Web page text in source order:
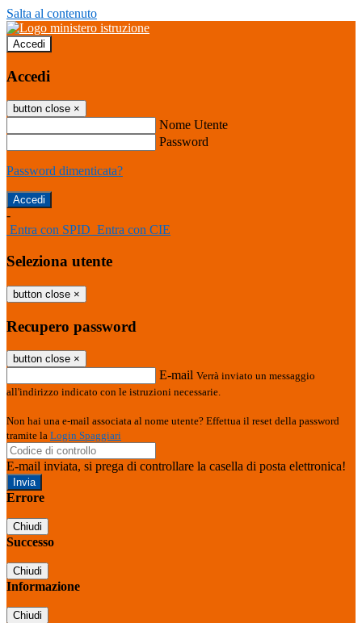
Salta al contenuto
Accedi
Accedi
button close ×
Nome Utente
Password
Password dimenticata?
-
Entra con SPID Entra con CIE
Seleziona utente
button close ×
Recupero password
button close ×
E-mail Verrà inviato un messaggio
all'indirizzo indicato con le istruzioni necessarie.
Non hai una e-mail associata al nome utente? Effettua il reset della password
tramite la Login Spaggiari
E-mail inviata, si prega di controllare la casella di posta elettronica!
Errore
Chiudi
Successo
Chiudi
Informazione
Chiudi